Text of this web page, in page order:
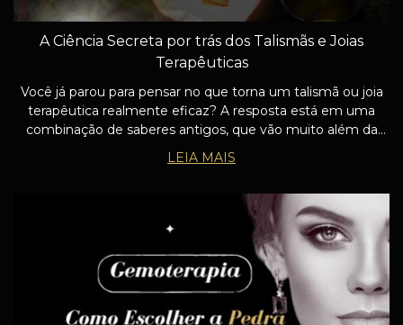
A Ciência Secreta por trás dos Talismãs e Joias
Terapêuticas
Você já parou para pensar no que torna um talismã ou joia
terapêutica realmente eficaz? A resposta está em uma
combinação de saberes antigos, que vão muito além da
estética ou do valor material da pedra.No Joias Poderosas,
nossos talismãs astrológico
LEIA MAIS